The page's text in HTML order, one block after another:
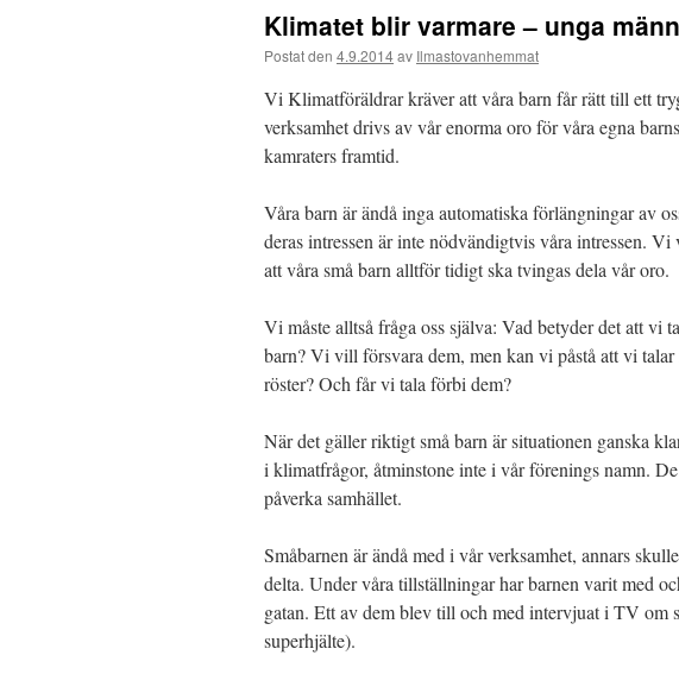
Klimatet blir varmare – unga
Postat den 4.9.2014av Ilmastovanhemmat
Vi Klimatföräldrar kräver att våra barn får rätt till ett
verksamhet drivs av vår enorma oro för våra egna
kamraters framtid.
Våra barn är ändå inga automatiska förlängningar av
deras intressen är inte nödvändigtvis våra intressen.
att våra små barn alltför tidigt ska tvingas dela vår oro.
Vi måste alltså fråga oss själva: Vad betyder det att vi
barn? Vi vill försvara dem, men kan vi påstå att vi talar
röster? Och får vi tala förbi dem?
När det gäller riktigt små barn är situationen ganska
i klimatfrågor, åtminstone inte i vår förenings namn.
påverka samhället.
Småbarnen är ändå med i vår verksamhet, annars
delta. Under våra tillställningar har barnen varit med
gatan. Ett av dem blev till och med intervjuat i TV om
superhjälte).